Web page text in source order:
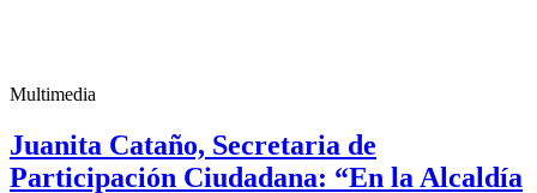
Multimedia
Juanita Cataño, Secretaria de
Participación Ciudadana: “En la Alcaldía